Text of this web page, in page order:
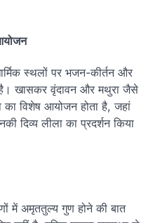
स्थलों पर भजन-कीर्तन और
खासकर वृंदावन और मथुरा जैसे
का विशेष आयोजन होता है, जहां
दिव्य लीला का प्रदर्शन किया
में अमृततुल्य गुण होने की बात